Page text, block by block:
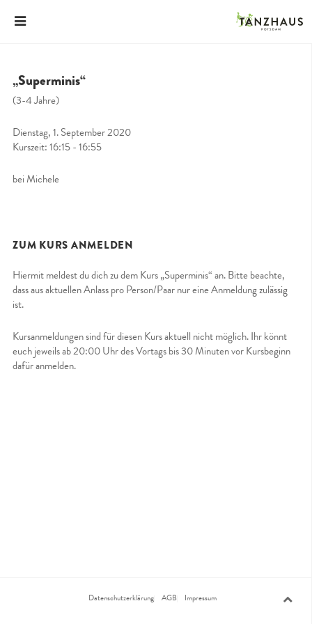
„Superminis“
(3-4 Jahre)
Dienstag, 1. September 2020
Kurszeit: 16:15 - 16:55
bei Michele
ZUM KURS ANMELDEN
Hiermit meldest du dich zu dem Kurs „Superminis“ an. Bitte beachte,
dass aus aktuellen Anlass pro Person/Paar nur eine Anmeldung zulässig
ist.
Kursanmeldungen sind für diesen Kurs aktuell nicht möglich. Ihr könnt
euch jeweils ab 20:00 Uhr des Vortags bis 30 Minuten vor Kursbeginn
dafür anmelden.
Datenschutzerklärung AGB Impressum